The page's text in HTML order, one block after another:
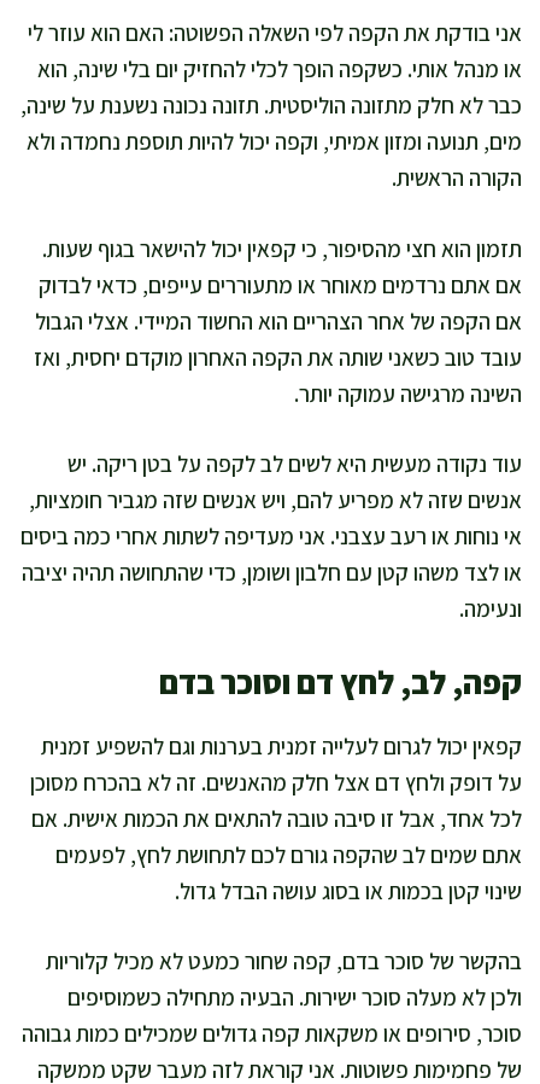
אני בודקת את הקפה לפי השאלה הפשוטה: האם הוא עוזר לי
או מנהל אותי. כשקפה הופך לכלי להחזיק יום בלי שינה, הוא
כבר לא חלק מתזונה הוליסטית. תזונה נכונה נשענת על שינה,
מים, תנועה ומזון אמיתי, וקפה יכול להיות תוספת נחמדה ולא
הקורה הראשית.
תזמון הוא חצי מהסיפור, כי קפאין יכול להישאר בגוף שעות.
אם אתם נרדמים מאוחר או מתעוררים עייפים, כדאי לבדוק
אם הקפה של אחר הצהריים הוא החשוד המיידי. אצלי הגבול
עובד טוב כשאני שותה את הקפה האחרון מוקדם יחסית, ואז
השינה מרגישה עמוקה יותר.
עוד נקודה מעשית היא לשים לב לקפה על בטן ריקה. יש
אנשים שזה לא מפריע להם, ויש אנשים שזה מגביר חומציות,
אי נוחות או רעב עצבני. אני מעדיפה לשתות אחרי כמה ביסים
או לצד משהו קטן עם חלבון ושומן, כדי שהתחושה תהיה יציבה
ונעימה.
קפה, לב, לחץ דם וסוכר בדם
קפאין יכול לגרום לעלייה זמנית בערנות וגם להשפיע זמנית
על דופק ולחץ דם אצל חלק מהאנשים. זה לא בהכרח מסוכן
לכל אחד, אבל זו סיבה טובה להתאים את הכמות אישית. אם
אתם שמים לב שהקפה גורם לכם לתחושת לחץ, לפעמים
שינוי קטן בכמות או בסוג עושה הבדל גדול.
בהקשר של סוכר בדם, קפה שחור כמעט לא מכיל קלוריות
ולכן לא מעלה סוכר ישירות. הבעיה מתחילה כשמוסיפים
סוכר, סירופים או משקאות קפה גדולים שמכילים כמות גבוהה
של פחמימות פשוטות. אני קוראת לזה מעבר שקט ממשקה